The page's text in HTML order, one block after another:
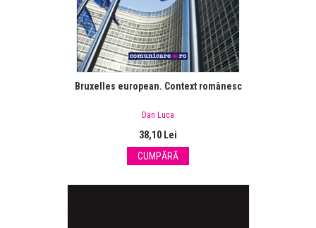
Bruxelles european. Context românesc
Dan Luca
38,10 Lei
CUMPĂRĂ